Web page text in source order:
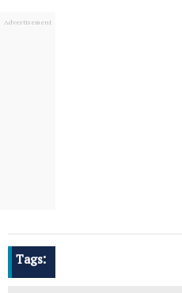
Tags: